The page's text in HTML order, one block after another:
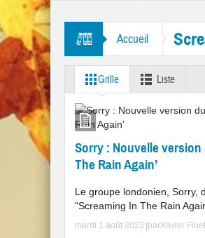
“Mr. Tambourine Man” et “Like A Rolling Stone”
Accueil
Grille Liste
Sorry : Nouvelle version
The Rain Again’
Le groupe londonien, Sorry,
"Screaming In The Rain
mardi 1 août 2023 |parXavier Fluet